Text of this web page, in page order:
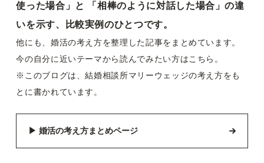
使った場合」と 「相棒のように対話した場合」の違
いを示す、比較実例のひとつです。
他にも、婚活の考え方を整理した記事をまとめています。
今の自分に近いテーマから読んでみたい方はこちら。
※このブログは、結婚相談所マリーウェッジの考え方をも
とに書かれています。
▶ 婚活の考え方まとめページ